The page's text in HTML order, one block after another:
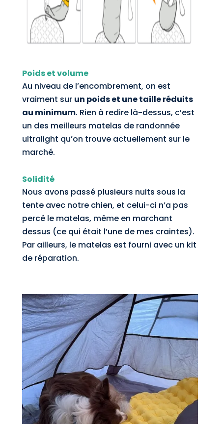
Poids et volume
Au niveau de l’encombrement, on est
vraiment sur un poids et une taille réduits
au minimum. Rien à redire là-dessus, c’est
un des meilleurs matelas de randonnée
ultralight qu’on trouve actuellement sur le
marché.
Solidité
Nous avons passé plusieurs nuits sous la
tente avec notre chien, et celui-ci n’a pas
percé le matelas, même en marchant
dessus (ce qui était l’une de mes craintes).
Par ailleurs, le matelas est fourni avec un kit
de réparation.